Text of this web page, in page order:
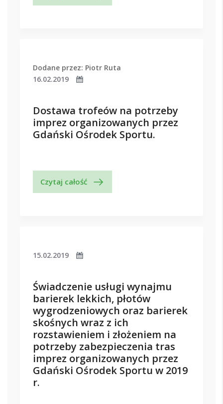
Dodane przez: Piotr Ruta
16.02.2019
Dostawa trofeów na potrzeby
imprez organizowanych przez
Gdański Ośrodek Sportu.
Czytaj całość
15.02.2019
Świadczenie usługi wynajmu
barierek lekkich, płotów
wygrodzeniowych oraz barierek
skośnych wraz z ich
rozstawieniem i złożeniem na
potrzeby zabezpieczenia tras
imprez organizowanych przez
Gdański Ośrodek Sportu w 2019
r.